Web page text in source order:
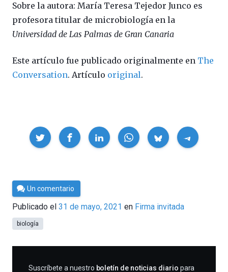
Sobre la autora: María Teresa Tejedor Junco es
profesora titular de microbiología en la
Universidad de Las Palmas de Gran Canaria
Este artículo fue publicado originalmente en The
Conversation. Artículo original.
Compartir
Por
César
Tomé
Un comentario
Publicado el 31 de mayo, 2021 en Firma invitada
biología
SUSCRIBIRME
Suscríbete a nuestro boletín de noticias diario para